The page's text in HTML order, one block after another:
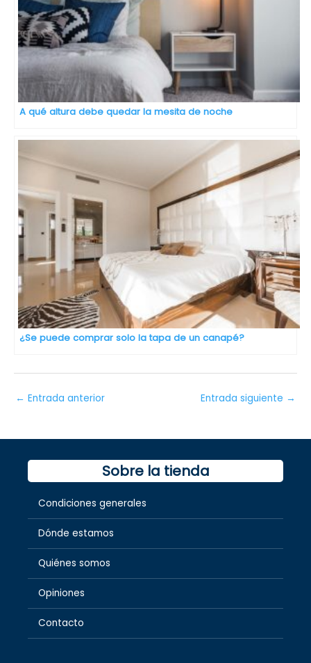
A qué altura debe quedar la mesita de noche
¿Se puede comprar solo la tapa de un canapé?
← Entrada anterior Entrada siguiente →
Sobre la tienda
Condiciones generales
Dónde estamos
Quiénes somos
Opiniones
Contacto